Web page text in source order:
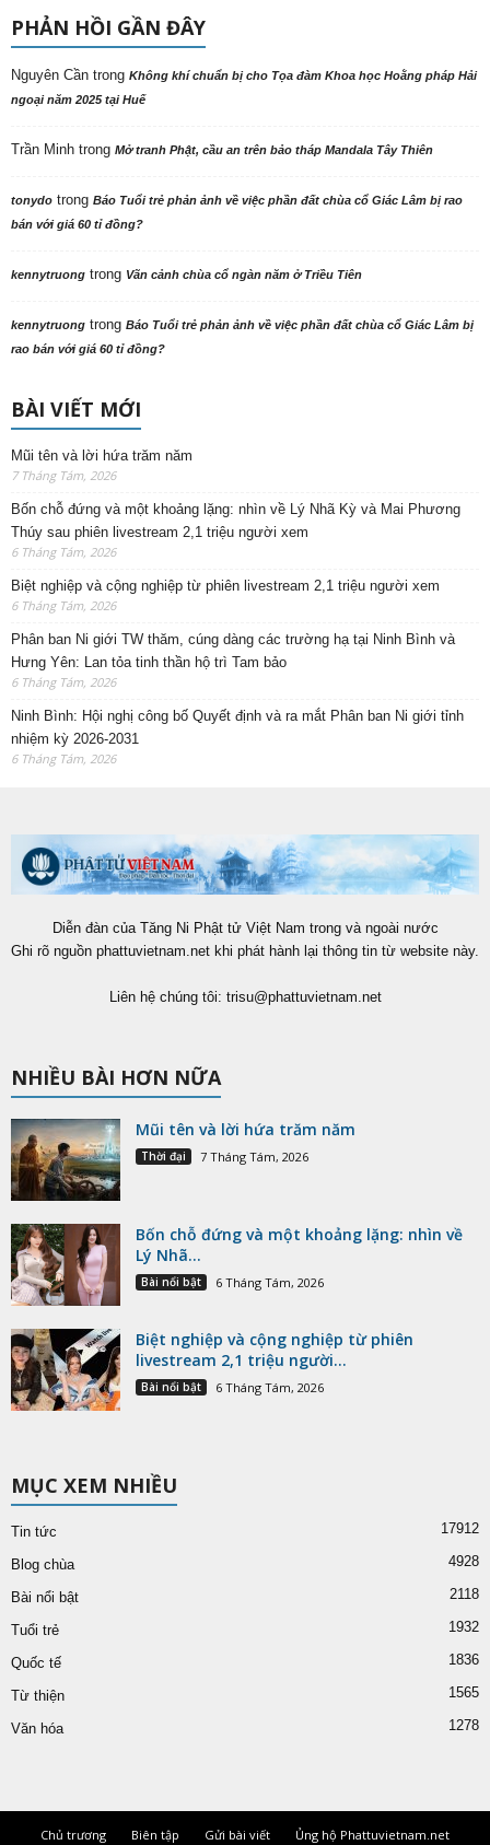
PHẢN HỒI GẦN ĐÂY
Nguyên Cần trong Không khí chuẩn bị cho Tọa đàm Khoa học Hoằng pháp Hải
ngoại năm 2025 tại Huế
Trần Minh trong Mở tranh Phật, cầu an trên bảo tháp Mandala Tây Thiên
tonydo trong Báo Tuổi trẻ phản ảnh về việc phần đất chùa cổ Giác Lâm bị rao
bán với giá 60 tỉ đồng?
kennytruong trong Vãn cảnh chùa cổ ngàn năm ở Triều Tiên
kennytruong trong Báo Tuổi trẻ phản ảnh về việc phần đất chùa cổ Giác Lâm bị
rao bán với giá 60 tỉ đồng?
BÀI VIẾT MỚI
Mũi tên và lời hứa trăm năm
7 Tháng Tám, 2026
Bốn chỗ đứng và một khoảng lặng: nhìn về Lý Nhã Kỳ và Mai Phương
Thúy sau phiên livestream 2,1 triệu người xem
6 Tháng Tám, 2026
Biệt nghiệp và cộng nghiệp từ phiên livestream 2,1 triệu người xem
6 Tháng Tám, 2026
Phân ban Ni giới TW thăm, cúng dàng các trường hạ tại Ninh Bình và
Hưng Yên: Lan tỏa tinh thần hộ trì Tam bảo
6 Tháng Tám, 2026
Ninh Bình: Hội nghị công bố Quyết định và ra mắt Phân ban Ni giới tỉnh
nhiệm kỳ 2026-2031
6 Tháng Tám, 2026
Diễn đàn của Tăng Ni Phật tử Việt Nam trong và ngoài nước
Ghi rõ nguồn phattuvietnam.net khi phát hành lại thông tin từ website này.
Liên hệ chúng tôi: trisu@phattuvietnam.net
NHIỀU BÀI HƠN NỮA
Mũi tên và lời hứa trăm năm
Thời đại 7 Tháng Tám, 2026
Bốn chỗ đứng và một khoảng lặng: nhìn về
Lý Nhã...
Bài nổi bật 6 Tháng Tám, 2026
Biệt nghiệp và cộng nghiệp từ phiên
livestream 2,1 triệu người...
Bài nổi bật 6 Tháng Tám, 2026
MỤC XEM NHIỀU
Tin tức 17912
Blog chùa 4928
Bài nổi bật 2118
Tuổi trẻ 1932
Quốc tế 1836
Từ thiện 1565
Văn hóa 1278
Chủ trương Biên tập Gửi bài viết Ủng hộ Phattuvietnam.net